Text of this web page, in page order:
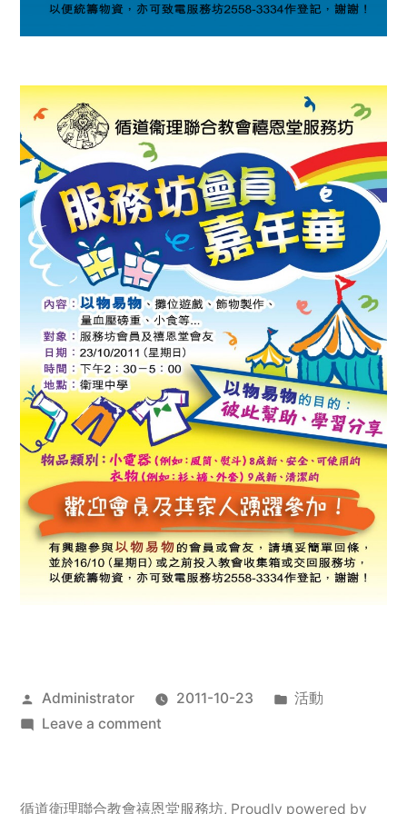
Posted
by
Administrator 2011-10-23
Posted
活動
Leave a commenton
服
循道衛理聯合教會禧恩堂服務坊, Proudly powered by